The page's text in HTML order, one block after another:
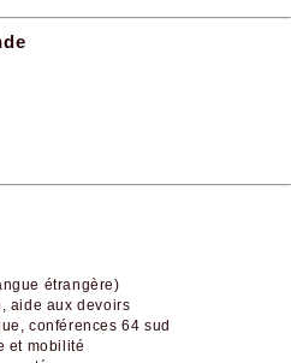
étrangère)
aide aux devoirs
conférences 64 sud
et mobilité